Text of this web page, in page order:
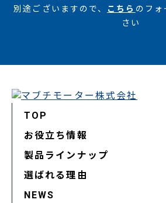
別途ございますので、
こちら のフォ
さい
TOP
お役立ち情報
製品ラインナップ
選ばれる理由
NEWS